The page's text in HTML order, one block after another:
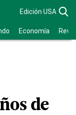
Edición USA
Economía
de